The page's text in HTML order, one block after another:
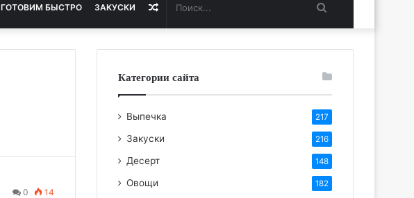
ГОТОВИМ БЫСТРО ЗАКУСКИ Случайная
статья
0 14
Категории сайта
Выпечка 217
Закуски 216
Десерт 148
Овощи 182